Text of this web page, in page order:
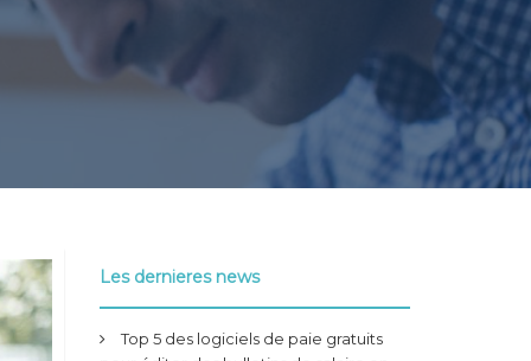
Les dernieres news
Top 5 des logiciels de paie gratuits